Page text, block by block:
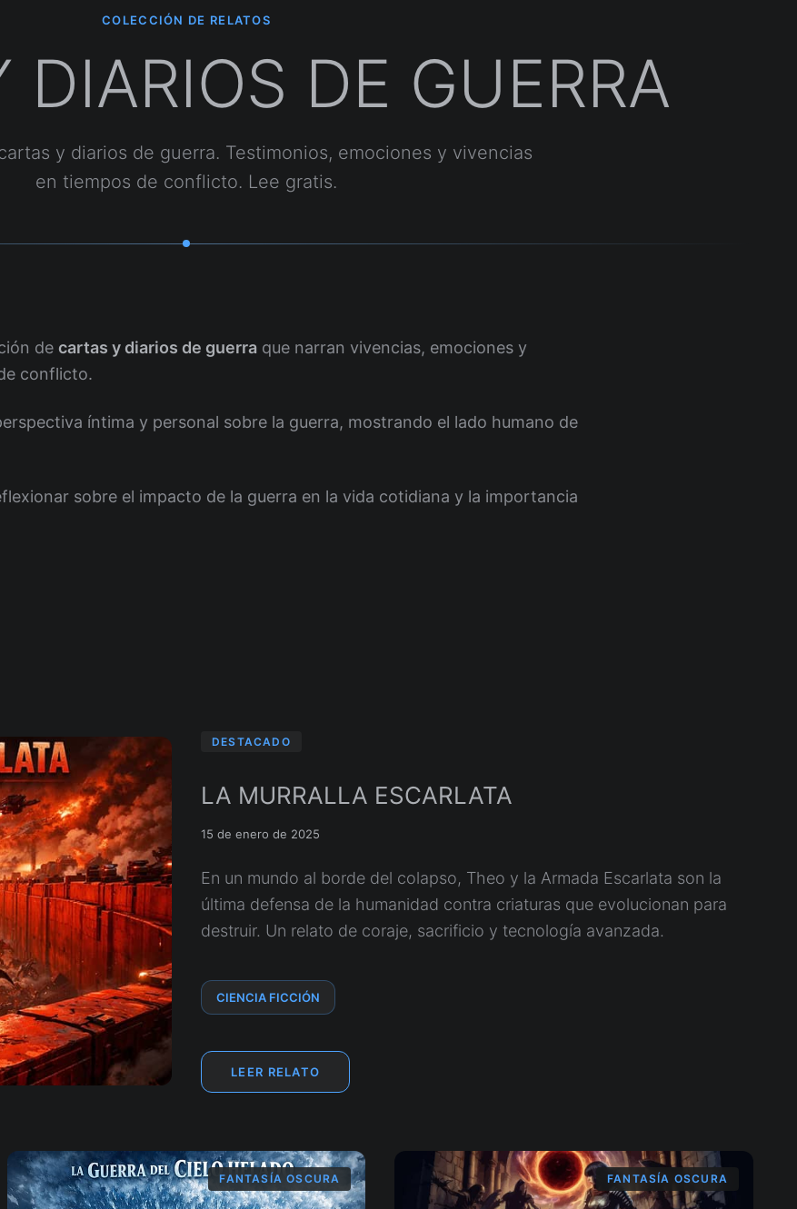
COLECCIÓN DE RELATOS
DIARIOS DE GUERRA
y diarios de guerra. Testimonios, emociones y vivencias
en tiempos de conflicto. Lee gratis.
de cartas y diarios de guerra que narran vivencias, emociones y
conflicto.
íntima y personal sobre la guerra, mostrando el lado humano de
sobre el impacto de la guerra en la vida cotidiana y la importancia
DESTACADO
LA MURRALLA ESCARLATA
15 de enero de 2025
En un mundo al borde del colapso, Theo y la Armada Escarlata son la
última defensa de la humanidad contra criaturas que evolucionan para
destruir. Un relato de coraje, sacrificio y tecnología avanzada.
CIENCIA FICCIÓN
LEER RELATO
FANTASÍA OSCURA FANTASÍA OSCURA